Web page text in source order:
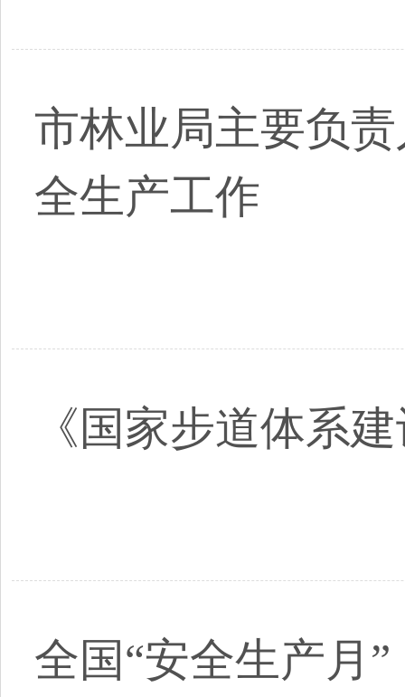
市林业局主要负
全生产工作
《国家步道体系
全国“安全生产月